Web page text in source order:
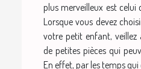
plus merveilleux est
Lorsque vous devez
votre petit enfant, veillez
de petites pièces qui
En effet, par les temps qui